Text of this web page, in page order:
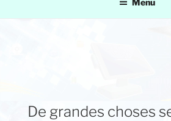
Menu
De grandes choses